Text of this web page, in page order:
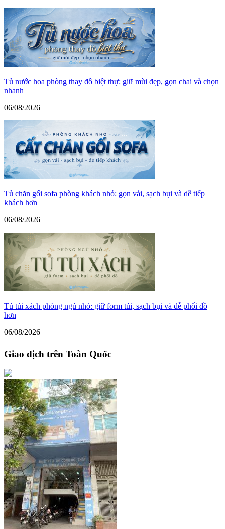
Tủ nước hoa phòng thay đồ biệt thự: giữ mùi đẹp, gọn chai và chọn
nhanh
06/08/2026
Tủ chăn gối sofa phòng khách nhỏ: gọn vải, sạch bụi và dễ tiếp
khách hơn
06/08/2026
Tủ túi xách phòng ngủ nhỏ: giữ form túi, sạch bụi và dễ phối đồ
hơn
06/08/2026
Giao dịch trên Toàn Quốc